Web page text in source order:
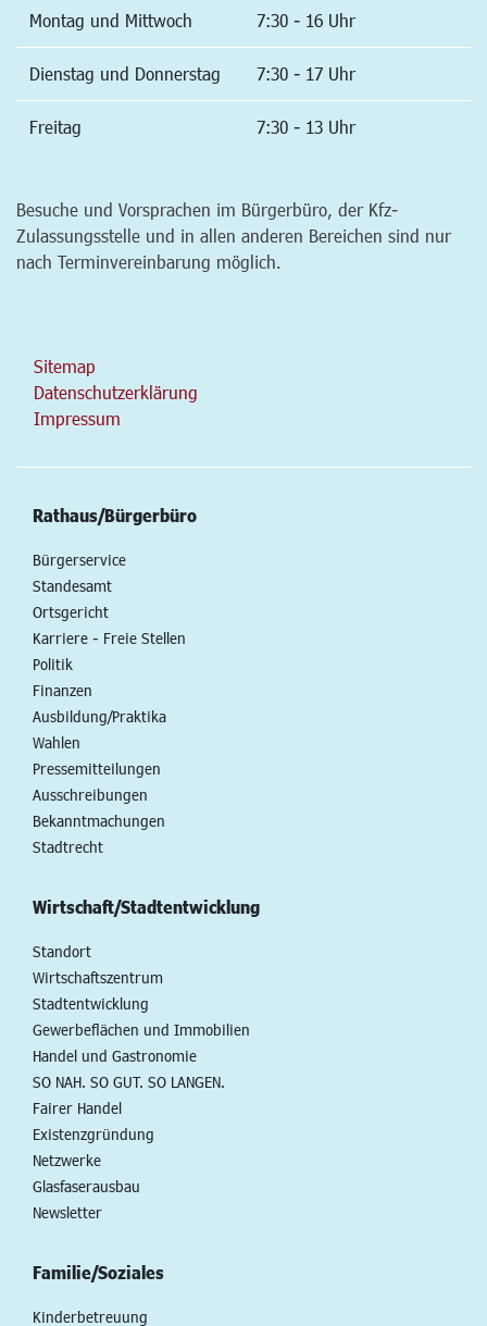
Montag und Mittwoch 7:30 - 16 Uhr
Dienstag und Donnerstag 7:30 - 17 Uhr
Freitag 7:30 - 13 Uhr
Besuche und Vorsprachen im Bürgerbüro, der Kfz-
Zulassungsstelle und in allen anderen Bereichen sind nur
nach Terminvereinbarung möglich.
Sitemap
Datenschutzerklärung
Impressum
Rathaus/Bürgerbüro
Bürgerservice
Standesamt
Ortsgericht
Karriere - Freie Stellen
Politik
Finanzen
Ausbildung/Praktika
Wahlen
Pressemitteilungen
Ausschreibungen
Bekanntmachungen
Stadtrecht
Wirtschaft/Stadtentwicklung
Standort
Wirtschaftszentrum
Stadtentwicklung
Gewerbeflächen und Immobilien
Handel und Gastronomie
SO NAH. SO GUT. SO LANGEN.
Fairer Handel
Existenzgründung
Netzwerke
Glasfaserausbau
Newsletter
Familie/Soziales
Kinderbetreuung